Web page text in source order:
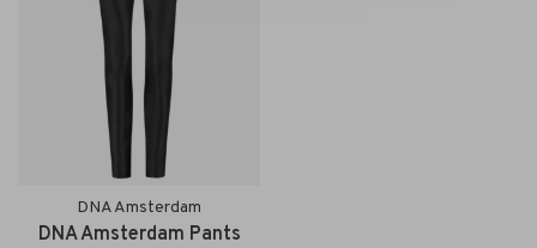
DNA Amsterdam
DNA Amsterdam Pants